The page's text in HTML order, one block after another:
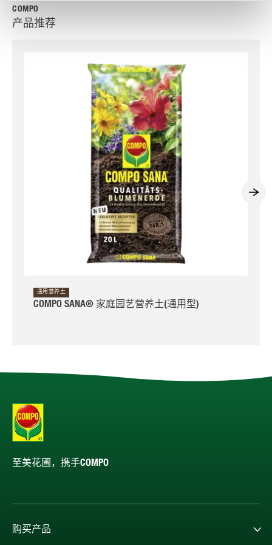
COMPO
产品推荐
通用营养土
COMPO SANA® 家庭园艺营养土(通用型)
至美花圃，携手COMPO
购买产品